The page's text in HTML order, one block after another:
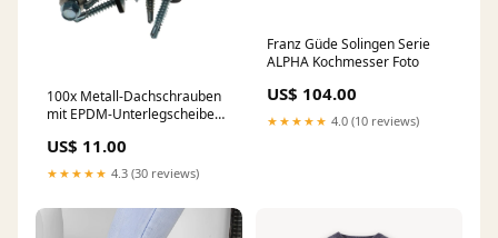
100x Metall-Dachschrauben
mit EPDM-Unterlegscheiben
Sechskantkopf DIN 7504-K
Size:4.8*32 mm
US$ 11.00
★★★★★ 4.3 (30 reviews)
Franz Güde Solingen Serie
ALPHA Kochmesser Foto
US$ 104.00
★★★★★ 4.0 (10 reviews)